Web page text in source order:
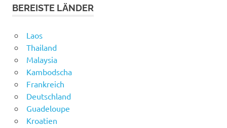
BEREISTE LÄNDER
Laos
Thailand
Malaysia
Kambodscha
Frankreich
Deutschland
Guadeloupe
Kroatien